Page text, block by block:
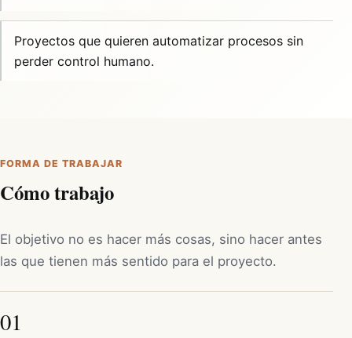
Proyectos que quieren automatizar procesos sin
perder control humano.
FORMA DE TRABAJAR
Cómo trabajo
El objetivo no es hacer más cosas, sino hacer antes
las que tienen más sentido para el proyecto.
01